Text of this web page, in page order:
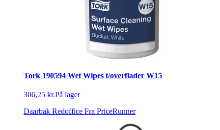
Tork 190594 Wet Wipes t/overflader W15
306,25 kr.På lager
Daarbak Redoffice Fra PriceRunner